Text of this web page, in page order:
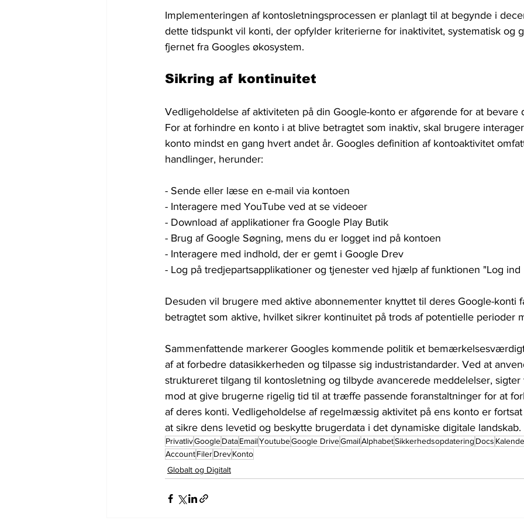
Implementeringen af ​​kontosletningsprocessen er planlagt til at begynde i
dette tidspunkt vil konti, der opfylder kriterierne for inaktivitet, systematisk og
fjernet fra Googles økosystem.
Sikring af kontinuitet
Vedligeholdelse af aktiviteten på din Google-konto er afgørende for at bevare
For at forhindre en konto i at blive betragtet som inaktiv, skal brugere
konto mindst en gang hvert andet år. Googles definition af kontoaktivitet
handlinger, herunder:
- Sende eller læse en e-mail via kontoen
- Interagere med YouTube ved at se videoer
- Download af applikationer fra Google Play Butik
- Brug af Google Søgning, mens du er logget ind på kontoen
- Interagere med indhold, der er gemt i Google Drev
- Log på tredjepartsapplikationer og tjenester ved hjælp af funktionen "Log ind
Desuden vil brugere med aktive abonnementer knyttet til deres Google-konti
betragtet som aktive, hvilket sikrer kontinuitet på trods af potentielle perioder
Sammenfattende markerer Googles kommende politik et
af at forbedre datasikkerheden og tilpasse sig industristandarder. Ved at
struktureret tilgang til kontosletning og tilbyde avancerede meddelelser,
mod at give brugerne rigelig tid til at træffe passende foranstaltninger for at
af deres konti. Vedligeholdelse af regelmæssig aktivitet på ens konto er
at sikre dens levetid og beskytte brugerdata i det dynamiske digitale landskab.
PrivatlivGoogleDataEmailYoutubeGoogle DriveGmailAlphabetSikkerhedsopdatering Docs
AccountFilerDrevKonto
Globalt og Digitalt